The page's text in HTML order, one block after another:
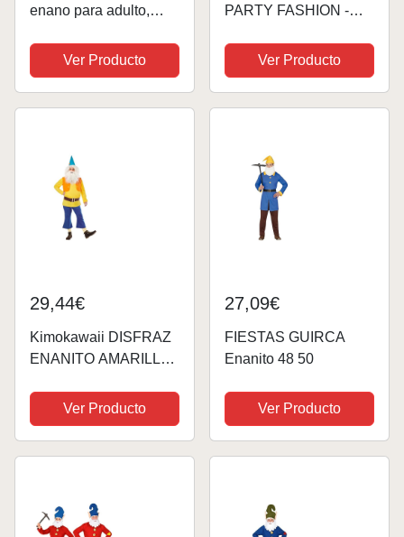
enano para adulto,
tematicas o carnaval,
disfraz de gnomo
Ver Producto
PARTY FASHION -
enano, gnomo, gnomo,
cuento de hadas,
disfraces
Ver Producto
29,44€
Kimokawaii DISFRAZ
ENANITO AMARILLO
Ver Producto
27,09€
FIESTAS GUIRCA
Enanito 48 50
Ver Producto